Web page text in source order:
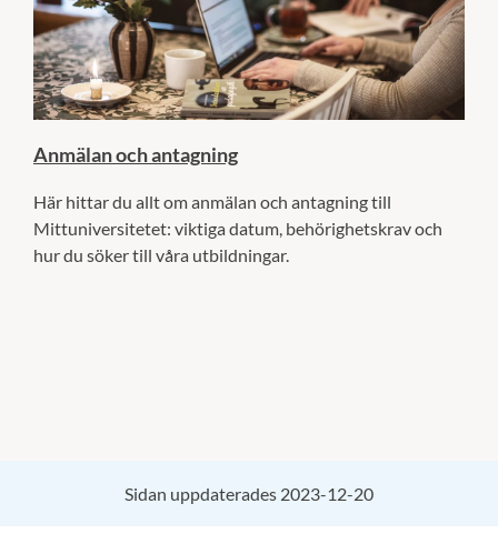
Anmälan och antagning
Här hittar du allt om anmälan och antagning till
Mittuniversitetet: viktiga datum, behörighetskrav och
hur du söker till våra utbildningar.
Sidan uppdaterades 2023-12-20